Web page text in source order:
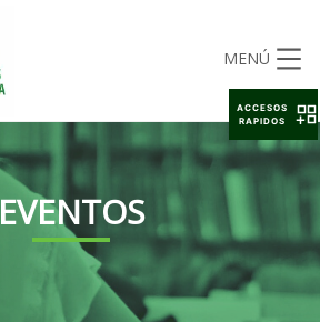
MENÚ
EVENTOS
ACCESOS
RAPIDOS